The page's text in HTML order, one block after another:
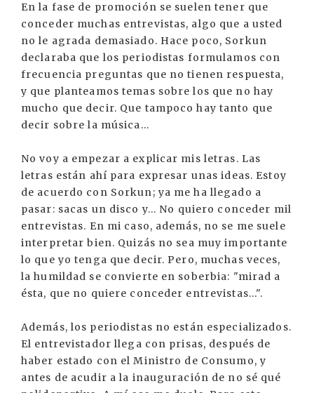
En la fase de promoción se suelen tener que
conceder muchas entrevistas, algo que a usted
no le agrada demasiado. Hace poco, Sorkun
declaraba que los periodistas formulamos con
frecuencia preguntas que no tienen respuesta,
y que planteamos temas sobre los que no hay
mucho que decir. Que tampoco hay tanto que
decir sobre la música...
No voy a empezar a explicar mis letras. Las
letras están ahí para expresar unas ideas. Estoy
de acuerdo con Sorkun; ya me ha llegado a
pasar: sacas un disco y... No quiero conceder mil
entrevistas. En mi caso, además, no se me suele
interpretar bien. Quizás no sea muy importante
lo que yo tenga que decir. Pero, muchas veces,
la humildad se convierte en soberbia: "mirad a
ésta, que no quiere conceder entrevistas...".
Además, los periodistas no están especializados.
El entrevistador llega con prisas, después de
haber estado con el Ministro de Consumo, y
antes de acudir a la inauguración de no sé qué